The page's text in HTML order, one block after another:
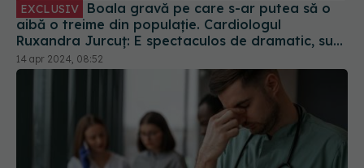
EXCLUSIV
aibă o treime din populație. Cardiologul
Ruxandra Jurcuț: E spectaculos de dramatic, sub
ochii noștri. Sunt riscuri foarte mari
14 apr 2024, 08:52